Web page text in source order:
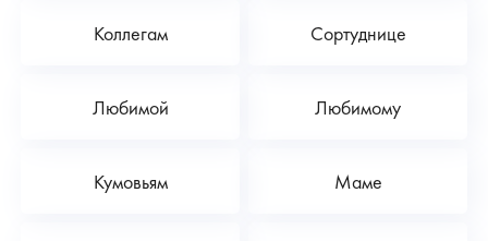
Коллегам Сортуднице
Любимой Любимому
Кумовьям Маме